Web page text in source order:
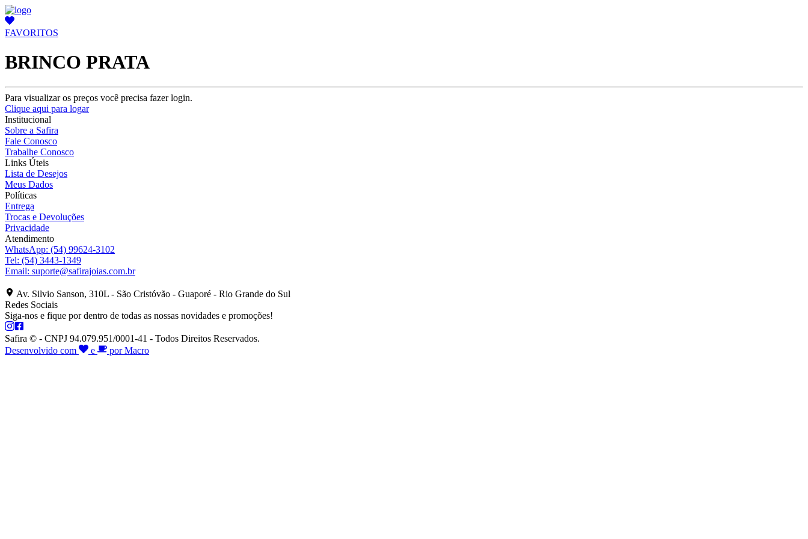
FAVORITOS
BRINCO PRATA
Para visualizar os preços você precisa fazer login.
Clique aqui para logar
Institucional
Sobre a Safira
Fale Conosco
Trabalhe Conosco
Links Úteis
Lista de Desejos
Meus Dados
Políticas
Entrega
Trocas e Devoluções
Privacidade
Atendimento
WhatsApp: (54) 99624-3102
Tel: (54) 3443-1349
Email: suporte@safirajoias.com.br
Av. Silvio Sanson, 310L - São Cristóvão - Guaporé - Rio Grande do Sul
Redes Sociais
Siga-nos e fique por dentro de todas as nossas novidades e promoções!
Safira © - CNPJ 94.079.951/0001-41 - Todos Direitos Reservados.
Desenvolvido com
e por Macro